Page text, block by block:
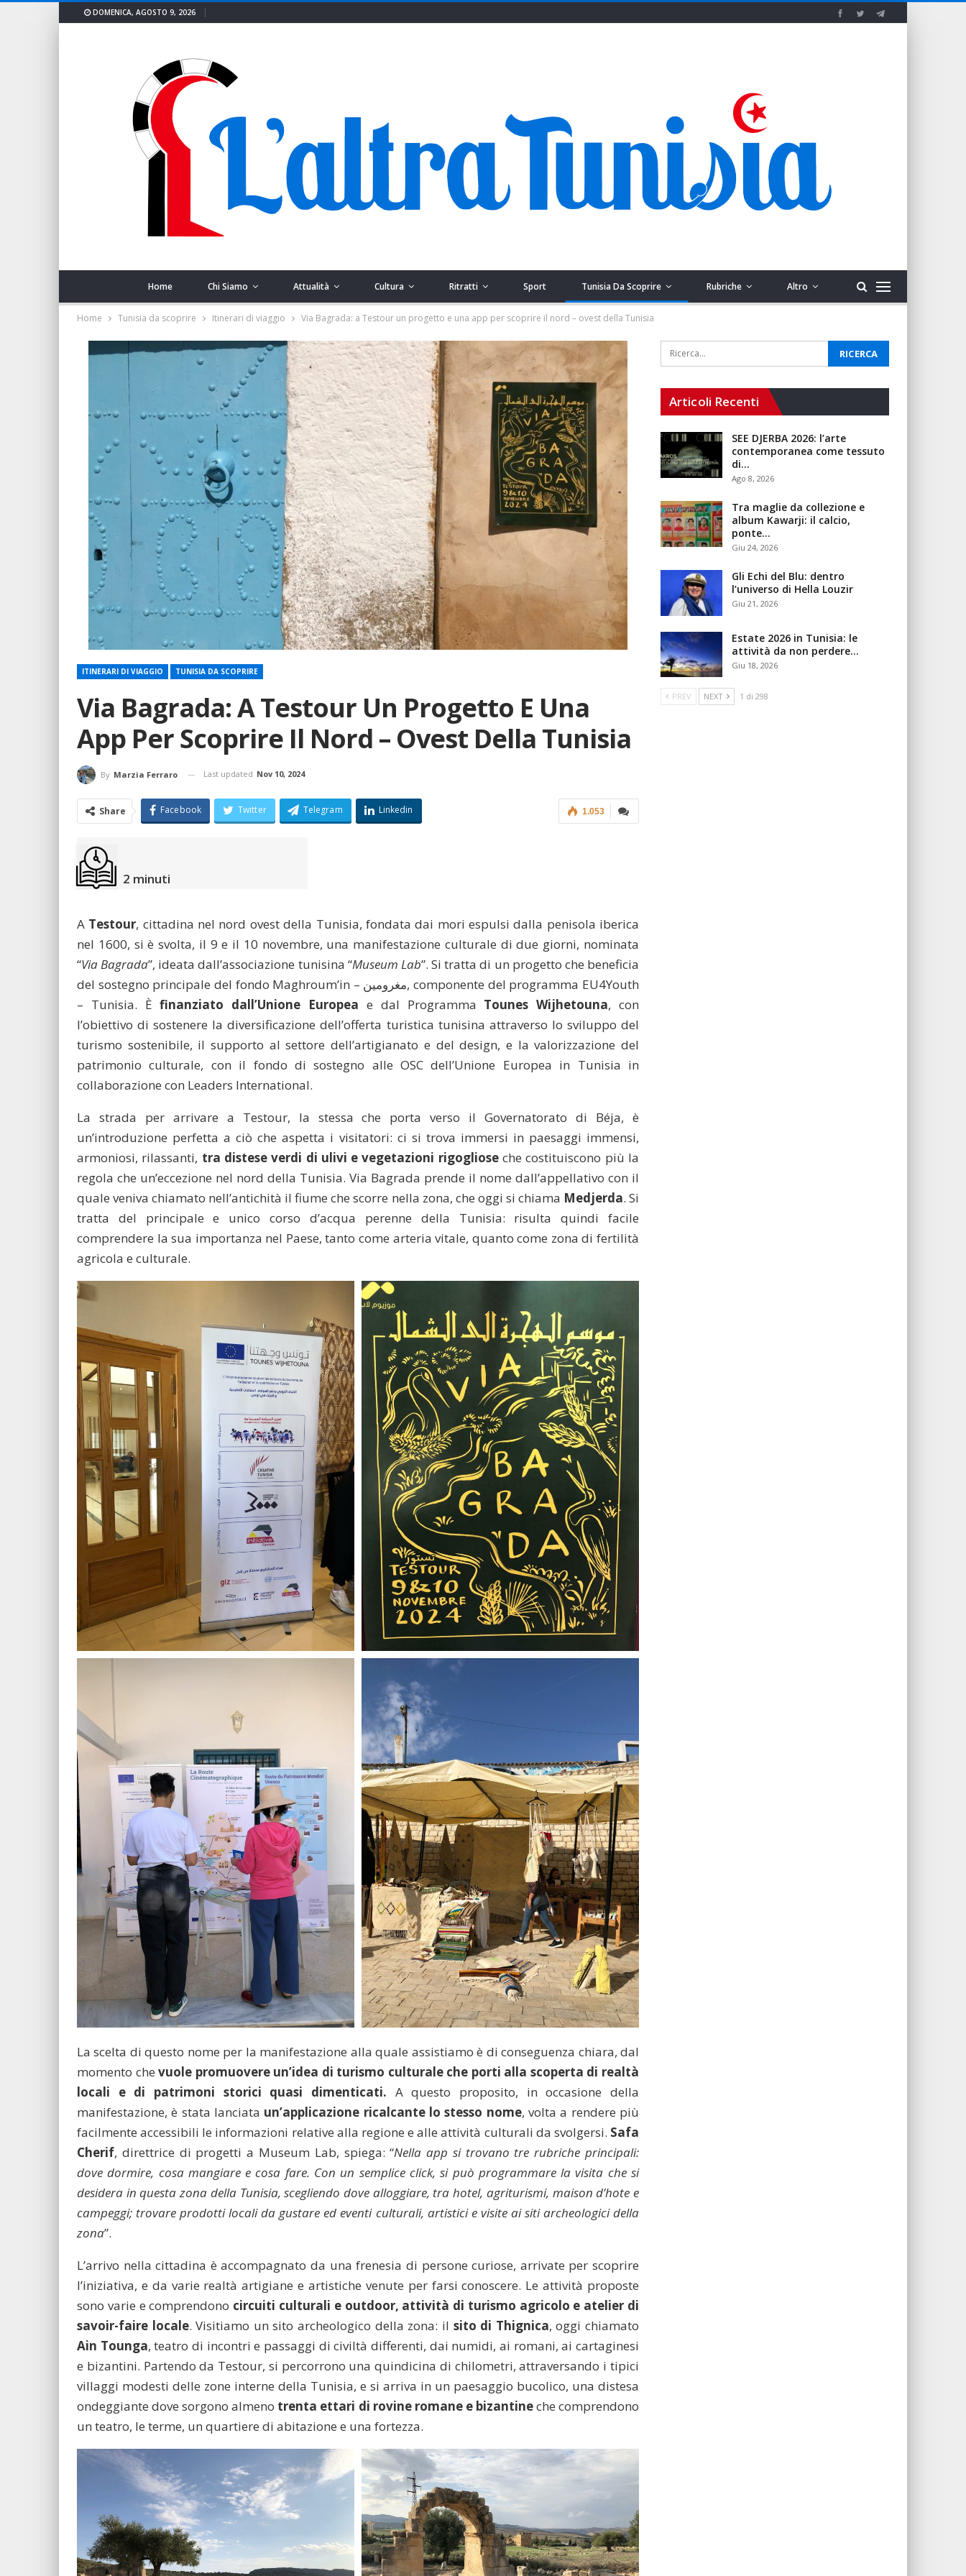
DOMENICA, AGOSTO 9, 2026
Home Chi Siamo Attualità Cultura Ritratti Sport Tunisia Da Scoprire Rubriche Altro
Home Tunisia da scoprire Itinerari di viaggio Via Bagrada: a Testour un progetto e una app per scoprire il nord – ovest della Tunisia
ITINERARI DI VIAGGIO TUNISIA DA SCOPRIRE
Via Bagrada: A Testour Un Progetto E Una
App Per Scoprire Il Nord – Ovest Della Tunisia
By Marzia Ferraro Last updated Nov 10, 2024
1.053
Share Facebook Twitter Telegram Linkedin
2 minuti
A Testour, cittadina nel nord ovest della Tunisia, fondata dai mori espulsi dalla penisola iberica
nel 1600, si è svolta, il 9 e il 10 novembre, una manifestazione culturale di due giorni, nominata
“Via Bagrada”, ideata dall’associazione tunisina “Museum Lab”. Si tratta di un progetto che beneficia
del sostegno principale del fondo Maghroum’in – مغرومين, componente del programma EU4Youth
– Tunisia. Èfinanziato dall’Unione Europea e dal Programma Tounes Wijhetouna, con
l’obiettivo di sostenere la diversificazione dell’offerta turistica tunisina attraverso lo sviluppo del
turismo sostenibile, il supporto al settore dell’artigianato e del design, e la valorizzazione del
patrimonio culturale, con il fondo di sostegno alle OSC dell’Unione Europea in Tunisia in
collaborazione con Leaders International.
La strada per arrivare a Testour, la stessa che porta verso il Governatorato di Béja, è
un’introduzione perfetta a ciò che aspetta i visitatori: ci si trova immersi in paesaggi immensi,
armoniosi, rilassanti, tra distese verdi di ulivi e vegetazioni rigoglioseche costituiscono più la
regola che un’eccezione nel nord della Tunisia. Via Bagrada prende il nome dall’appellativo con il
quale veniva chiamato nell’antichità il fiume che scorre nella zona, che oggi si chiama Medjerda. Si
tratta del principale e unico corso d’acqua perenne della Tunisia: risulta quindi facile
comprendere la sua importanza nel Paese, tanto come arteria vitale, quanto come zona di fertilità
agricola e culturale.
La scelta di questo nome per la manifestazione alla quale assistiamo è di conseguenza chiara, dal
momento chevuole promuovere un’idea di turismo culturale che porti alla scoperta di realtà
locali e di patrimoni storici quasi dimenticati. A questo proposito, in occasione della
manifestazione, è stata lanciata un’applicazione ricalcante lo stesso nome, volta a rendere più
facilmente accessibili le informazioni relative alla regione e alle attività culturali da svolgersi. Safa
Cherif, direttrice di progetti a Museum Lab, spiega: “Nella app si trovano tre rubriche principali:
dove dormire, cosa mangiare e cosa fare. Con un semplice click, si può programmare la visita che si
desidera in questa zona della Tunisia, scegliendo dove alloggiare, tra hotel, agriturismi, maison d’hote e
campeggi; trovare prodotti locali da gustare ed eventi culturali, artistici e visite ai siti archeologici della
zona”.
L’arrivo nella cittadina è accompagnato da una frenesia di persone curiose, arrivate per scoprire
l’iniziativa, e da varie realtà artigiane e artistiche venute per farsi conoscere. Le attività proposte
sono varie e comprendono circuiti culturali e outdoor, attività di turismo agricolo e atelier di
savoir-faire locale. Visitiamo un sito archeologico della zona: il sito di Thignica, oggi chiamato
Ain Tounga, teatro di incontri e passaggi di civiltà differenti, dai numidi, ai romani, ai cartaginesi
e bizantini. Partendo da Testour, si percorrono una quindicina di chilometri, attraversando i tipici
villaggi modesti delle zone interne della Tunisia, e si arriva in un paesaggio bucolico, una distesa
ondeggiante dove sorgono almeno trenta ettari di rovine romane e bizantineche comprendono
un teatro, le terme, un quartiere di abitazione e una fortezza.
Articoli Recenti
SEE DJERBA 2026: l’arte
contemporanea come tessuto
di…
Ago 8, 2026
Tra maglie da collezione e
album Kawarji: il calcio,
ponte…
Giu 24, 2026
Gli Echi del Blu: dentro
l’universo di Hella Louzir
Giu 21, 2026
Estate 2026 in Tunisia: le
attività da non perdere…
Giu 18, 2026
PREV NEXT 1 di 298